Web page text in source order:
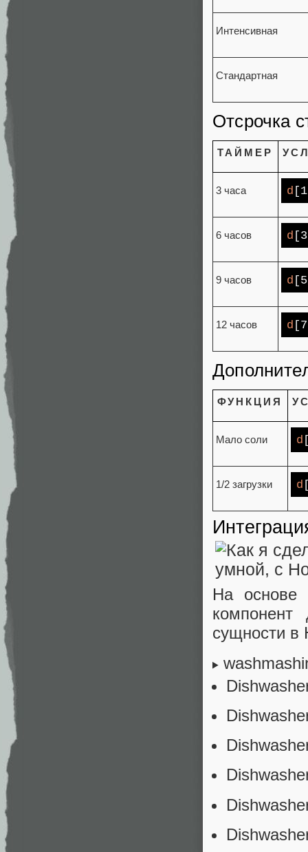
Интенсивная
Стандартная
Отсрочка
ТАЙМЕР
3 часа d
6 часов d
9 часов d
12 часов d
ФУНКЦИЯ
Мало соли d
1/2 загрузки d
На основе
компонент
сущности в